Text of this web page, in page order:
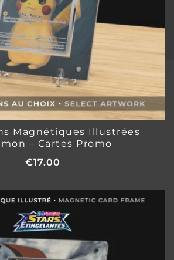
Magnétiques Illustrées
– Cartes Promo
€17.00